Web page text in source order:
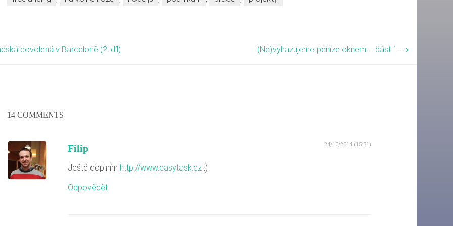
dovolená v Barceloně (2. díl) (Ne)vyhazujeme peníze oknem – část 1. →
14 COMMENTS
Filip 24/10/2014 (15:51)
Ještě doplním http://www.easytask.cz :)
Odpovědět